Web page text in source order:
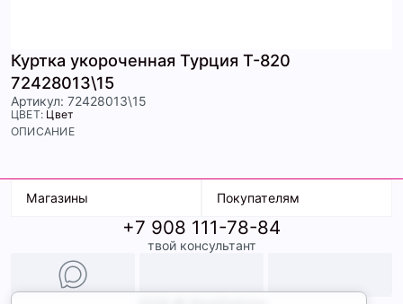
Куртка укороченная Турция Т-820
72428013\15
Артикул: 72428013\15
ЦВЕТ: Цвет
ОПИСАНИЕ
Магазины
ТК Терминал
ТРК Континент
Покупателям
Доставка
Условия оплаты
Образы
+7 908 111-78-84
твой консультант